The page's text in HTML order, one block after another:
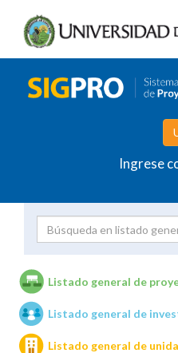
Ingrese
Unidades de
Listado general de
Listado general de
Listado general de